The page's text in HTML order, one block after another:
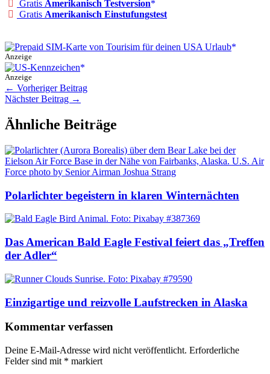
Gratis Amerikanisch Testversion
Gratis Amerikanisch Einstufungstest
Anzeige
Anzeige
← Vorheriger Beitrag
Nächster Beitrag →
Ähnliche Beiträge
Polarlichter begeistern in klaren Winternächten
Das American Bald Eagle Festival feiert das „Treffen
der Adler“
Einzigartige und reizvolle Laufstrecken in Alaska
Kommentar verfassen
Deine E-Mail-Adresse wird nicht veröffentlicht. Erforderliche
Felder sind mit * markiert